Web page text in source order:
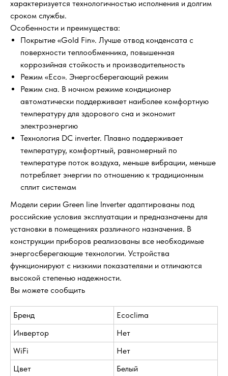
характеризуется технологичностью исполнения и долгим
сроком службы.
Особенности и преимущества:
Покрытие «Gold Fin». Лучше отвод конденсата с
поверхности теплообменника, повышенная
коррозийная стойкость и производительность
Режим «Eco». Энергосберегающий режим
Режим сна. В ночном режиме кондиционер
автоматически поддерживает наиболее комфортную
температуру для здорового сна и экономит
электроэнергию
Технология DC inverter. Плавно поддерживает
температуру, комфортный, равномерный по
температуре поток воздуха, меньше вибрации, меньше
потребляет энергии по отношению к традиционным
сплит системам
Модели серии Green line Inverter адаптированы под
российские условия эксплуатации и предназначены для
установки в помещениях различного назначения. В
конструкции приборов реализованы все необходимые
энергосберегающие технологии. Устройства
функционируют с низкими показателями и отличаются
высокой степенью надежности.
Вы можете сообщить
Бренд
Ecoclima
Инвертор
Нет
WiFi
Нет
Цвет
Белый